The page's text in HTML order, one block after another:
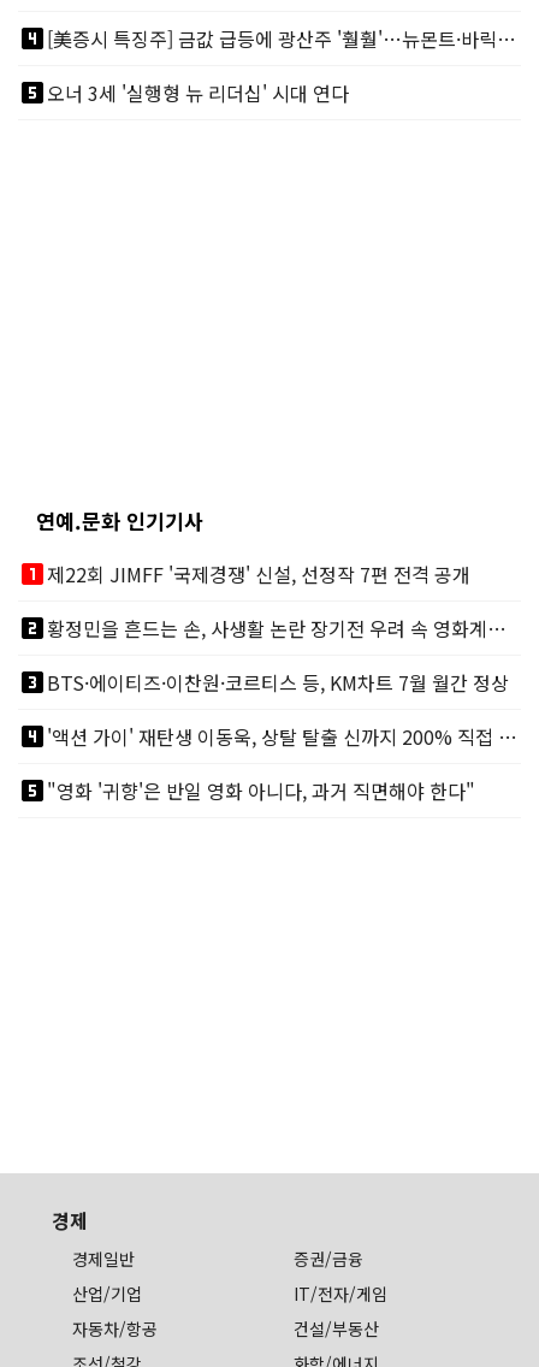
looks_4
[美증시 특징주] 금값 급등에 광산주 '훨훨'…뉴몬트·바릭마이닝 주도
looks_5오너 3세 '실행형 뉴 리더십' 시대 연다
연예.문화 인기기사
looks_one제22회 JIMFF '국제경쟁' 신설, 선정작 7편 전격 공개
looks_two
황정민을 흔드는 손, 사생활 논란 장기전 우려 속 영화계도 리스크
looks_3BTS·에이티즈·이찬원·코르티스 등, KM차트 7월 월간 정상
looks_4
'액션 가이' 재탄생 이동욱, 상탈 탈출 신까지 200% 직접 소화
looks_5"영화 '귀향'은 반일 영화 아니다, 과거 직면해야 한다"
경제
경제일반
증권/금융
산업/기업
IT/전자/게임
자동차/항공
건설/부동산